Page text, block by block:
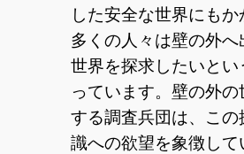
した安全な世界にもか
多くの人々は壁の外へ
世界を探求したいとい
っています。壁の外の
する調査兵団は、この
識への欲望を象徴して